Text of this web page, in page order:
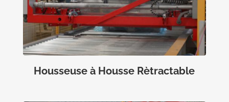
Housseuse à Housse Rètractable